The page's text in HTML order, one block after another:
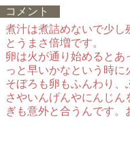
コメント
煮汁は煮詰めないで少し
とうまさ倍増です。
卵は火が通り始めると
っと早いかなという時
そぼろも卵もふんわり
さやいんげんやにんじ
ぎも意外と合うんです。